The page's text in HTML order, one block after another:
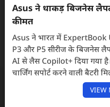
Asus ने धाकड़ बिजनेस
कीमत
Asus ने भारत में
P3 और P5 सीरीज के बिजनेस
AI से लैस Copilot+ दिया गया
चार्जिंग सपोर्ट करने वाली बैटरी
VIEW